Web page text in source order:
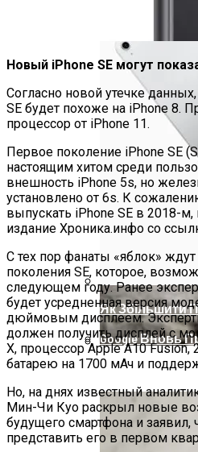
Ученые
Угрозу Для
Як Збільшити
Google Вновь
Неудаление
Новый iPhone SE могут
Согласно новой утечке
SE будет похоже на iPhone 8.
процессор от iPhone 11.
Первое поколение iPhone SE
настоящим хитом среди
внешность iPhone 5s, но
установлено от 6s. К
выпускать iPhone SE в 2018-м,
издание Хроника.инфо со
С тех пор фанаты «яблок»
поколения SE, которое,
следующем году. Ранее
будет усредненная версия
дюймовым дисплеем.
должен получить дисплей с
X, процессор Apple A10 Fusion,
батарею на 1700 мАч и
Но, на днях известный
Мин-Чи Куо раскрыл новые
будущего смартфона и
представить его в первом